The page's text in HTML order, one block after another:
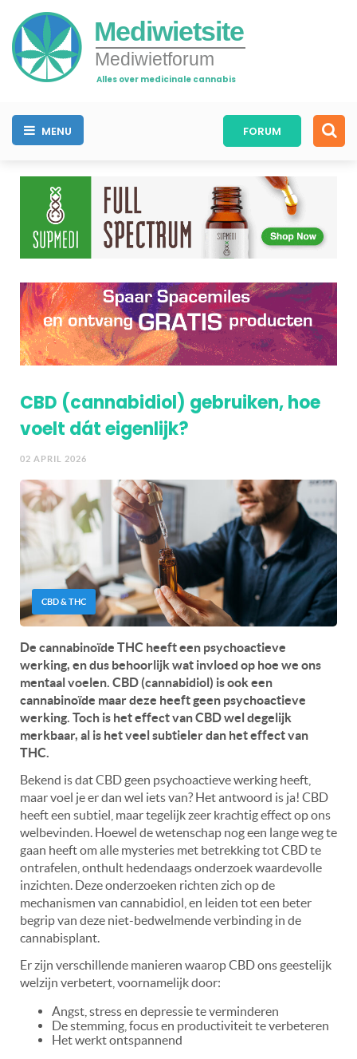
Mediwietsite
Mediwietforum
Alles over medicinale cannabis
MENU FORUM
CBD (cannabidiol) gebruiken, hoe
voelt dát eigenlijk?
02 APRIL 2026
CBD & THC
De cannabinoïde THC heeft een psychoactieve
werking, en dus behoorlijk wat invloed op hoe we ons
mentaal voelen. CBD (cannabidiol) is ook een
cannabinoïde maar deze heeft geen psychoactieve
werking. Toch is het effect van CBD wel degelijk
merkbaar, al is het veel subtieler dan het effect van
THC.
Bekend is dat CBD geen psychoactieve werking heeft,
maar voel je er dan wel iets van? Het antwoord is ja! CBD
heeft een subtiel, maar tegelijk zeer krachtig effect op ons
welbevinden. Hoewel de wetenschap nog een lange weg te
gaan heeft om alle mysteries met betrekking tot CBD te
ontrafelen, onthult hedendaags onderzoek waardevolle
inzichten. Deze onderzoeken richten zich op de
mechanismen van cannabidiol, en leiden tot een beter
begrip van deze niet-bedwelmende verbinding in de
cannabisplant.
Er zijn verschillende manieren waarop CBD ons geestelijk
welzijn verbetert, voornamelijk door:
Angst, stress en depressie te verminderen
De stemming, focus en productiviteit te verbeteren
Het werkt ontspannend